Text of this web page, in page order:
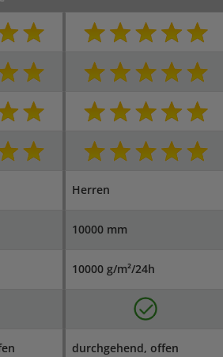
Herren
10000 mm
10000 g/m²/24h
durchgehend, offen